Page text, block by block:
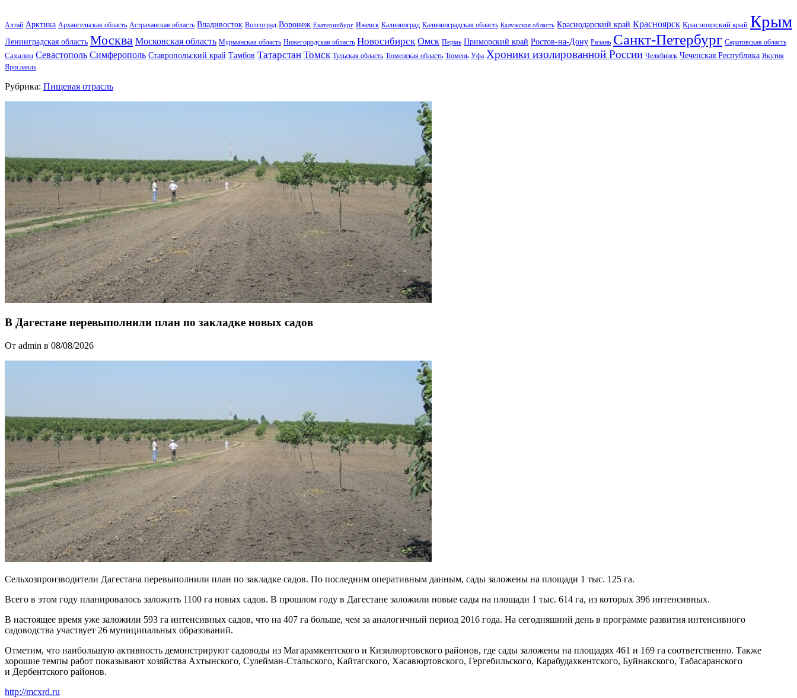
Алтай Арктика Архангельская область Астраханская область Владивосток Волгоград Воронеж Екатеринбург Ижевск Калининград Калининградская область Калужская область Краснодарский край Красноярск Красноярский край Крым
Ленинградская область Москва Московская область Мурманская область Нижегородская область Новосибирск Омск Пермь Приморский край Ростов-на-Дону Рязань Санкт-Петербург Саратовская область
Сахалин Севастополь Симферополь Ставропольский край Тамбов Татарстан Томск Тульская область Тюменская область Тюмень Уфа Хроники изолированной России Челябинск Чеченская Республика Якутия
Ярославль
Рубрика: Пищевая отрасль
В Дагестане перевыполнили план по закладке новых садов
От admin в 08/08/2026
Сельхозпроизводители Дагестана перевыполнили план по закладке садов. По последним оперативным данным, сады заложены на площади 1 тыс. 125 га.
Всего в этом году планировалось заложить 1100 га новых садов. В прошлом году в Дагестане заложили новые сады на площади 1 тыс. 614 га, из которых 396 интенсивных.
В настоящее время уже заложили 593 га интенсивных садов, что на 407 га больше, чем за аналогичный период 2016 года. На сегодняшний день в программе развития интенсивного
садоводства участвует 26 муниципальных образований.
Отметим, что наибольшую активность демонстрируют садоводы из Магарамкентского и Кизилюртовского районов, где сады заложены на площадях 461 и 169 га соответственно. Также
хорошие темпы работ показывают хозяйства Ахтынского, Сулейман-Стальского, Кайтагского, Хасавюртовского, Гергебильского, Карабудахкентского, Буйнакского, Табасаранского
и Дербентского районов.
http://mcxrd.ru